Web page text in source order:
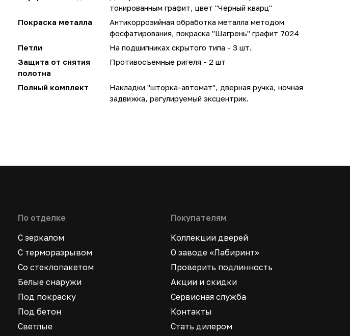
тонированным графит, цвет "Черный кварц"
Покраска металла
Антикоррозийная обработка металла методом
фосфатирования, покраска "Шагрень" графит 7024
Петли
На подшипниках скрытого типа - 3 шт.
Защита от снятия
полотна
Противосъемные ригеля - 2 шт
Полный комплект
Накладки "шторка-автомат", дверная ручка, ночная
задвижка, регулируемый эксцентрик.
По отделке
С зеркалом
С терморазрывом
Со стеклопакетом
Белые снаружи
Под покраску
Под бетон
Светлые
Покупателям
Коллекции дверей
О заводе «Лабиринт»
Проверить подлинность
Акции и скидки
Сервисная служба
Контакты
Стать дилером